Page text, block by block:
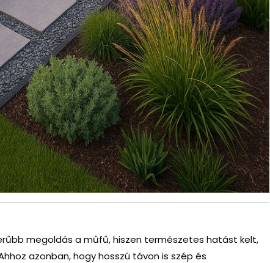
megoldás a műfű, hiszen természetes hatást kelt,
azonban, hogy hosszú távon is szép és